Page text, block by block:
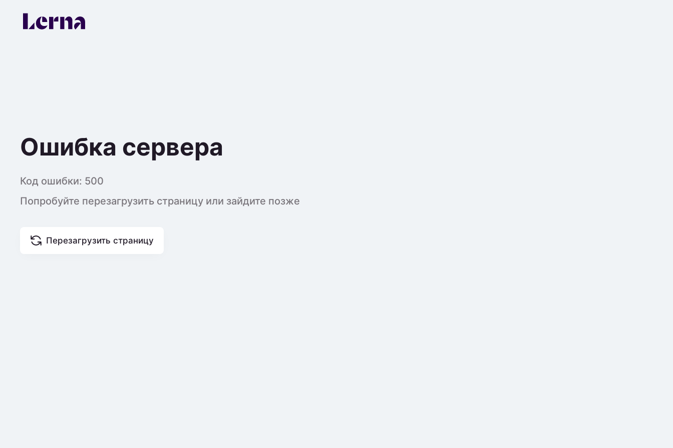
Ошибка сервера
Код ошибки: 500
Попробуйте перезагрузить страницу или зайдите позже
Перезагрузить страницу